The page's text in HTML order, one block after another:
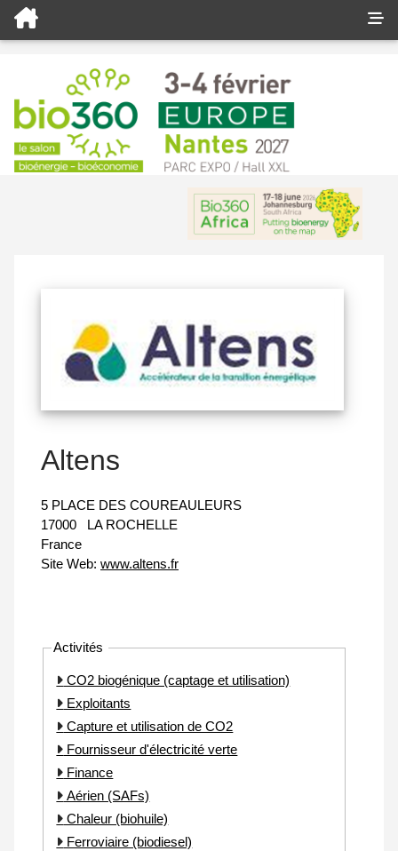
Altens
5 PLACE DES COUREAULEURS
17000
LA ROCHELLE
France
Site Web: www.altens.fr
Activités
CO2 biogénique (captage et utilisation)
Exploitants
Capture et utilisation de CO2
Fournisseur d'électricité verte
Finance
Aérien (SAFs)
Chaleur (biohuile)
Ferroviaire (biodiesel)